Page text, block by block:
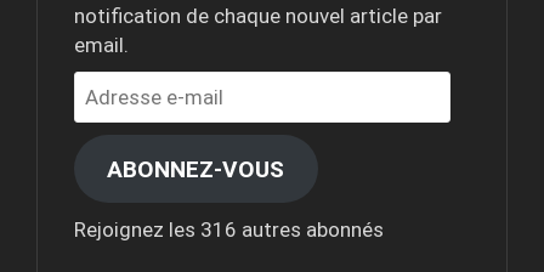
notification de chaque nouvel article par
email.
Adresse
mail
ABONNEZ-VOUS
Rejoignez les 316 autres abonnés